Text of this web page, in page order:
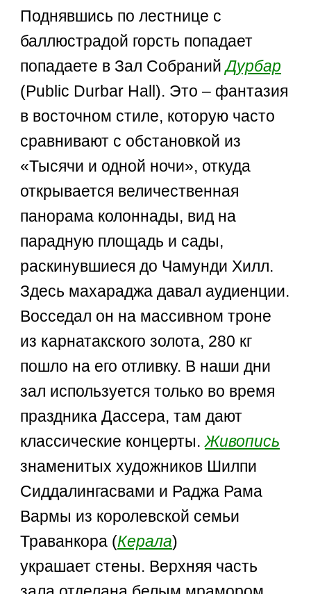
Поднявшись по лестнице с
баллюстрадой горсть попадает
попадаете в Зал СобранийДурбар
(Public Durbar Hall). Это – фантазия
в восточном стиле, которую часто
сравнивают с обстановкой из
«Тысячи и одной ночи», откуда
открывается величественная
панорама колоннады, вид на
парадную площадь и сады,
раскинувшиеся до Чамунди Хилл.
Здесь махараджа давал аудиенции.
Восседал он на массивном троне
из карнатакского золота, 280 кг
пошло на его отливку. В наши дни
зал используется только во время
праздника Дассера, там дают
классические концерты.Живопись
знаменитых художников Шилпи
Сиддалингасвами и Раджа Рама
Вармы из королевской семьи
Траванкора (Керала)
украшает стены. Верхняя часть